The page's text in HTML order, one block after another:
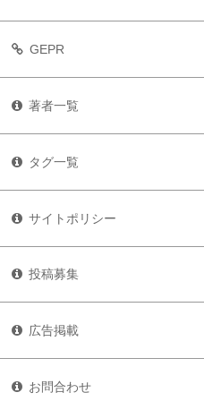
GEPR
著者一覧
タグ一覧
サイトポリシー
投稿募集
広告掲載
お問合わせ